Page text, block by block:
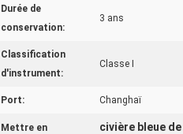
Durée de
conservation:
3 ans
Classification
d'instrument:
Classe I
Port: Changhaï
Mettre en
civière bleue